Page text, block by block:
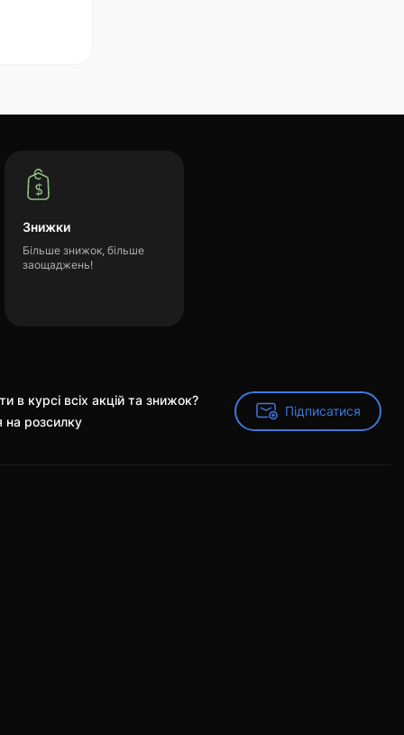
Знижки
Більше знижок, більше
заощаджень!
в курсі всіх акцій та знижок?
на розсилку
Підписатися
Підписатися